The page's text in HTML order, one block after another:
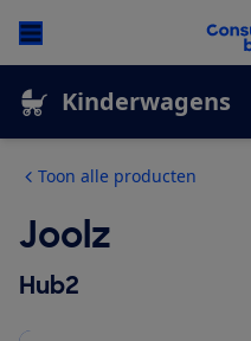
Kinderwagens
Toon alle producten
Joolz
Hub2